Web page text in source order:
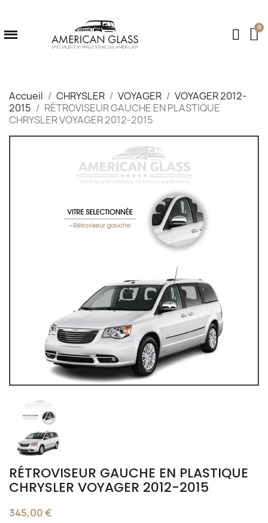
Accueil CHRYSLER VOYAGER
VOYAGER 2012-
2015
RÉTROVISEUR GAUCHE EN PLASTIQUE
CHRYSLER VOYAGER 2012-2015
RÉTROVISEUR GAUCHE EN PLASTIQUE
CHRYSLER VOYAGER 2012-2015
345,00 €